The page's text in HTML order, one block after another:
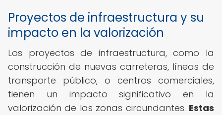
Proyectos de infraestructura y su
impacto en la valorización
Los proyectos de infraestructura, como la
construcción de nuevas carreteras, líneas de
transporte público, o centros comerciales,
tienen un impacto significativo en la
valorización de las zonas circundantes. Estas